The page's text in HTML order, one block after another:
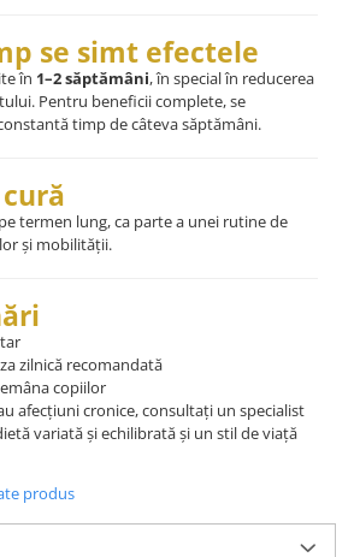
se simt efectele
în 1–2 săptămâni, în special în reducerea
Pentru beneficii complete, se
timp de câteva săptămâni.
termen lung, ca parte a unei rutine de
și mobilității.
zilnică recomandată
copiilor
afecțiuni cronice, consultați un specialist
variată și echilibrată și un stil de viață
produs